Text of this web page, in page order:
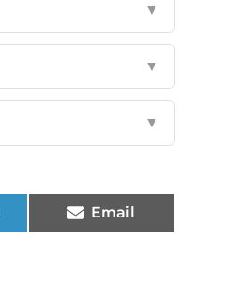
▼
▼
▼
Email